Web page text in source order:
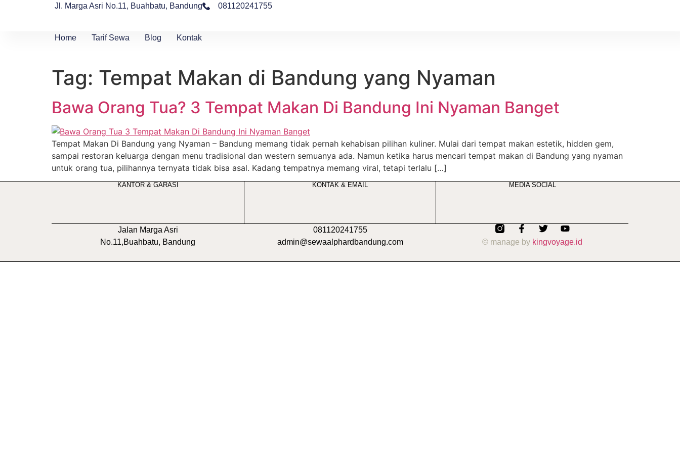
Jl. Marga Asri No.11, Buahbatu, Bandung 081120241755
Home Tarif Sewa Blog Kontak
Tag: Tempat Makan di Bandung yang Nyaman
Bawa Orang Tua? 3 Tempat Makan Di Bandung Ini Nyaman Banget
Tempat Makan Di Bandung yang Nyaman – Bandung memang tidak pernah kehabisan pilihan kuliner. Mulai dari tempat makan estetik, hidden gem,
sampai restoran keluarga dengan menu tradisional dan western semuanya ada. Namun ketika harus mencari tempat makan di Bandung yang nyaman
untuk orang tua, pilihannya ternyata tidak bisa asal. Kadang tempatnya memang viral, tetapi terlalu […]
KANTOR & GARASI
Jalan Marga Asri
No.11,Buahbatu, Bandung
KONTAK & EMAIL
081120241755
admin@sewaalphardbandung.com
MEDIA SOCIAL
© manage by kingvoyage.id